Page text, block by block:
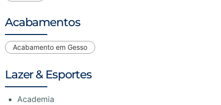
Acabamentos
Acabamento em Gesso
Lazer & Esportes
Academia